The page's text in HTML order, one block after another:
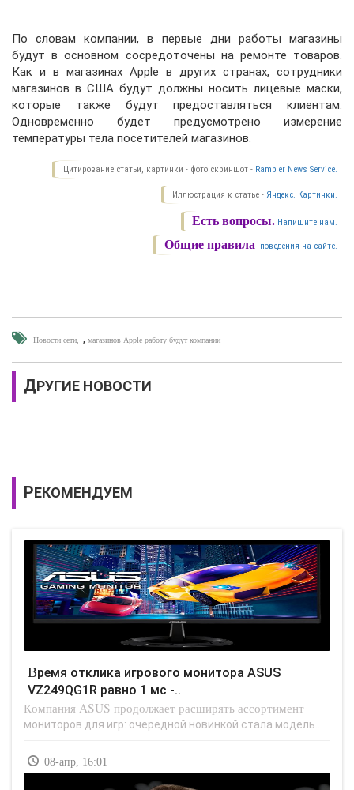
По словам компании, в первые дни работы магазины
будут в основном сосредоточены на ремонте товаров.
Как и в магазинах Apple в других странах, сотрудники
магазинов в США будут должны носить лицевые маски,
которые также будут предоставляться клиентам.
Одновременно будет предусмотрено измерение
температуры тела посетителей магазинов.
Цитирование статьи, картинки - фото скриншот - Rambler News Service.
Иллюстрация к статье - Яндекс. Картинки.
Есть вопросы. Напишите нам.
Общие правила поведения на сайте.
Новости сети , магазинов Apple работу будут компании
ДРУГИЕ НОВОСТИ
РЕКОМЕНДУЕМ
Время отклика игрового монитора ASUS
VZ249QG1R равно 1 мс -..
Компания ASUS продолжает расширять ассортимент
мониторов для игр: очередной новинкой стала модель..
08-апр, 16:01